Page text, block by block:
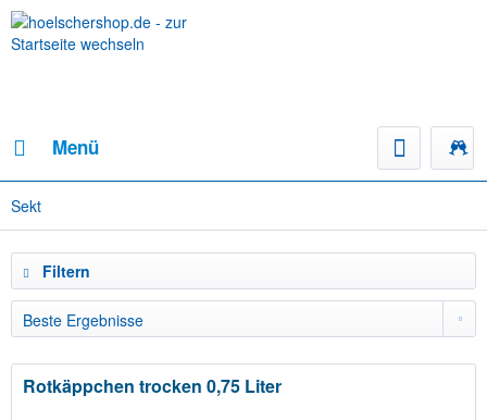
Menü
Sekt
Filtern
Rotkäppchen trocken 0,75 Liter